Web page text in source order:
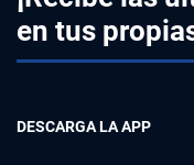
en tus
DESCARGA LA APP